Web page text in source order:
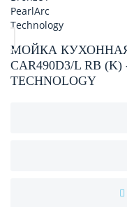
МОЙКА КУХОННАЯ
CAR490D3/L RB (K)
TECHNOLOGY